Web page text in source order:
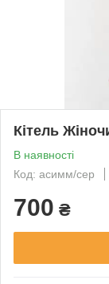
Кітель
В наявності
Код: асимм/сер
700 ₴